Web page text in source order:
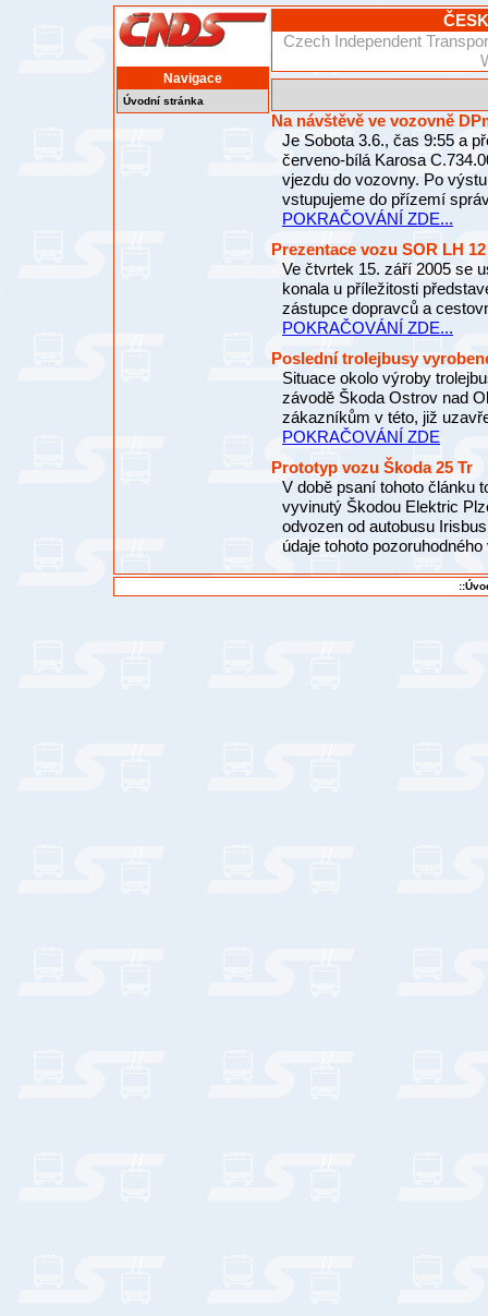
Navigace
Úvodní stránka
Czech Independent
Na návštěvě ve vozovně
Je Sobota 3.6., čas 9:55 a
červeno-bílá Karosa
vjezdu do vozovny. Po
vstupujeme do přízemí
POKRAČOVÁNÍ ZDE...
Prezentace vozu SOR LH 12
Ve čtvrtek 15. září 2005 se
konala u příležitosti
zástupce dopravců a
POKRAČOVÁNÍ ZDE...
Poslední trolejbusy
Situace okolo výroby
závodě Škoda Ostrov nad
zákazníkům v této, již
POKRAČOVÁNÍ ZDE
Prototyp vozu Škoda 25 Tr
V době psaní tohoto článku
vyvinutý Škodou Elektric
odvozen od autobusu
údaje tohoto